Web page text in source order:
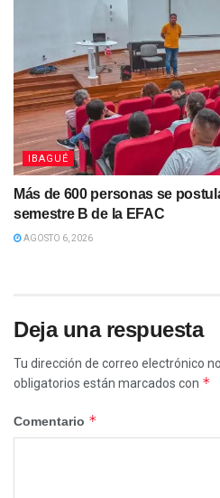
IBAGUÉ
Más de 600 personas se
semestre B de la EFAC
AGOSTO 6, 2026
Deja una respuesta
Tu dirección de correo electrónico
obligatorios están marcados con *
Comentario *